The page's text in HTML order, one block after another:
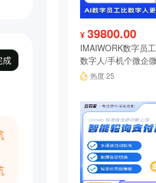
¥ 39800.00
IMAIWORK数字员
数字人/手机个微企
陪练/电销/客服/法
热度 25